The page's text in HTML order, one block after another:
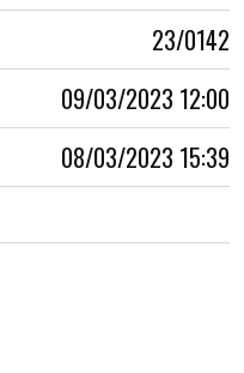
23/0142
09/03/2023 12:00
08/03/2023 15:39